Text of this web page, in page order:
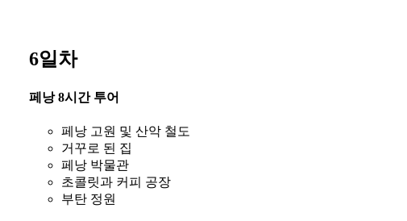
6일차
페낭 8시간 투어
페낭 고원 및 산악 철도
거꾸로 된 집
페낭 박물관
초콜릿과 커피 공장
부탄 정원